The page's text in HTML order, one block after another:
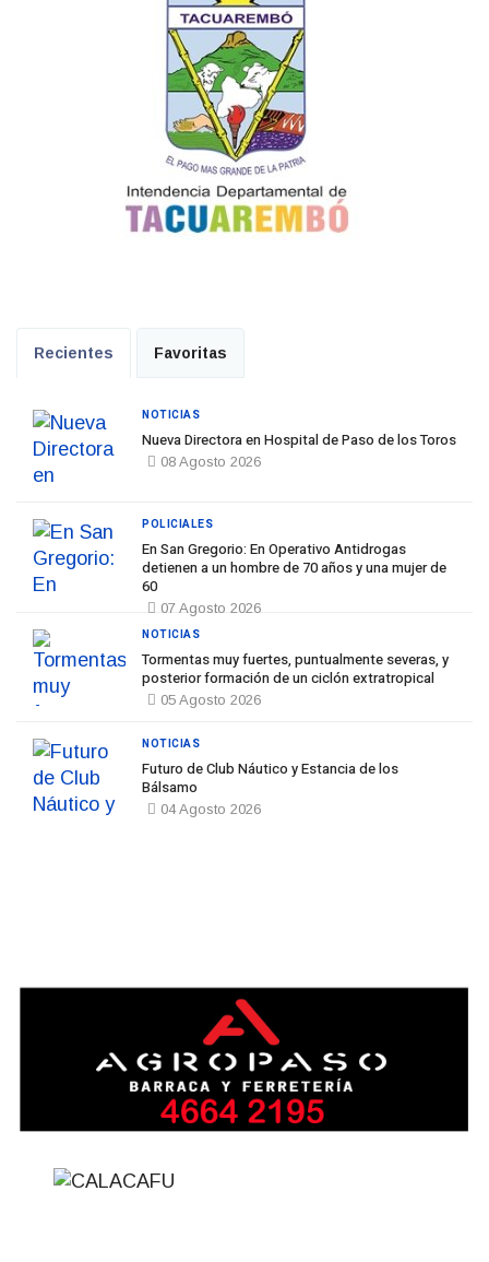
Recientes Favoritas
Nueva Directora en Hospital de Paso de los Toros
08 Agosto 2026
NOTICIAS
En San Gregorio: En Operativo Antidrogas
detienen a un hombre de 70 años y una mujer de
60
07 Agosto 2026
POLICIALES
Tormentas muy fuertes, puntualmente severas, y
posterior formación de un ciclón extratropical
05 Agosto 2026
NOTICIAS
Futuro de Club Náutico y Estancia de los
Bálsamo
04 Agosto 2026
NOTICIAS